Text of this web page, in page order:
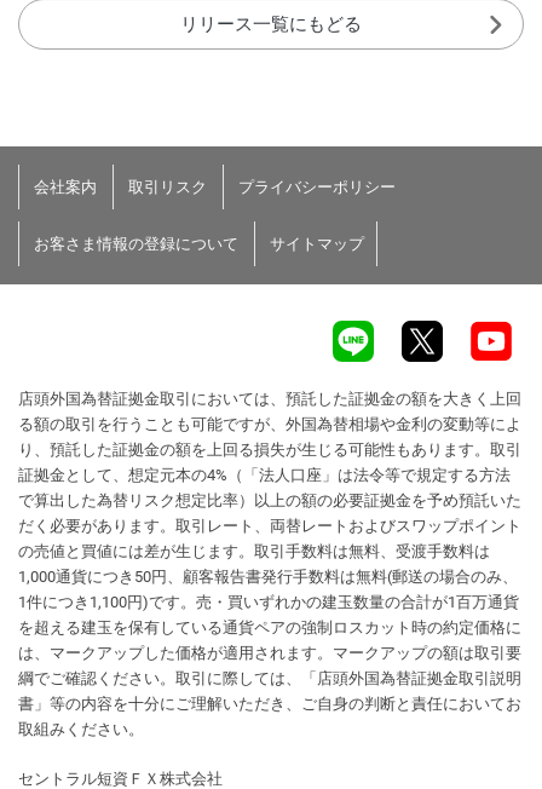
リリース一覧にもどる
会社案内 取引リスク プライバシーポリシー
お客さま情報の登録について サイトマップ
店頭外国為替証拠金取引においては、預託した証拠金の額を大きく上回
る額の取引を行うことも可能ですが、外国為替相場や金利の変動等によ
り、預託した証拠金の額を上回る損失が生じる可能性もあります。取引
証拠金として、想定元本の4%（「法人口座」は法令等で規定する方法
で算出した為替リスク想定比率）以上の額の必要証拠金を予め預託いた
だく必要があります。取引レート、両替レートおよびスワップポイント
の売値と買値には差が生じます。取引手数料は無料、受渡手数料は
1,000通貨につき50円、顧客報告書発行手数料は無料(郵送の場合のみ、
1件につき1,100円)です。売・買いずれかの建玉数量の合計が1百万通貨
を超える建玉を保有している通貨ペアの強制ロスカット時の約定価格に
は、マークアップした価格が適用されます。マークアップの額は取引要
綱でご確認ください。取引に際しては、「店頭外国為替証拠金取引説明
書」等の内容を十分にご理解いただき、ご自身の判断と責任においてお
取組みください。
セントラル短資ＦＸ株式会社